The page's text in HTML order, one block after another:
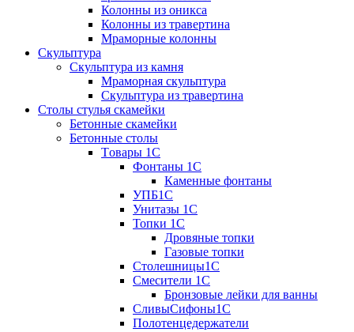
Колонны из оникса
Колонны из травертина
Мраморные колонны
Скульптура
Скульптура из камня
Мраморная скульптура
Скульптура из травертина
Столы стулья скамейки
Бетонные скамейки
Бетонные столы
Tовары 1C
Фонтаны 1C
Каменные фонтаны
УПБ1С
Унитазы 1С
Топки 1С
Дровяные топки
Газовые топки
Столешницы1С
Смесители 1С
Бронзовые лейки для ванны
СливыСифоны1С
Полотенцедержатели